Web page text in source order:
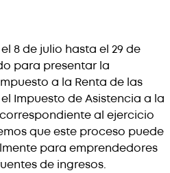
8 de julio hasta el 29 de
para presentar la
a la Renta de las
el Impuesto de Asistencia a la
al ejercicio
que este proceso puede
para emprendedores
de ingresos.